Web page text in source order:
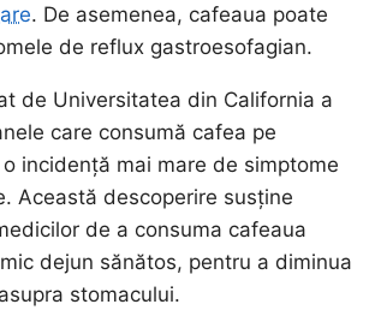
. De asemenea, cafeaua poate
de reflux gastroesofagian.
de Universitatea din California a
care consumă cafea pe
incidență mai mare de simptome
Această descoperire susține
de a consuma cafeaua
dejun sănătos, pentru a diminua
stomacului.